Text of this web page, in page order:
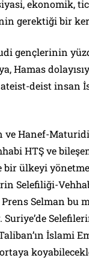
ekonomik,
gerektiği bir
gençlerinin
Hamas
deist insan
ve Hanef-
HTŞ ve
bir ülkeyi
Selefiliği-
Selman bu
İslami